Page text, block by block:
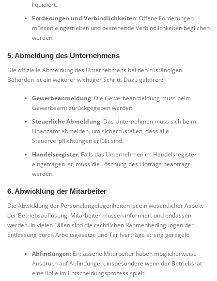
liquidiert.
Forderungen und Verbindlichkeiten: Offene Forderungen
müssen eingetrieben und bestehende Verbindlichkeiten beglichen
werden.
5. Abmeldung des Unternehmens
Die offizielle Abmeldung des Unternehmens bei den zuständigen
Behörden ist ein weiterer wichtiger Schritt. Dazu gehören:
Gewerbeanmeldung: Die Gewerbeanmeldung muss beim
Gewerbeamt zurückgegeben werden.
Steuerliche Abmeldung: Das Unternehmen muss sich beim
Finanzamt abmelden, um sicherzustellen, dass alle
Steuerverpflichtungen erfüllt sind.
Handelsregister: Falls das Unternehmen im Handelsregister
eingetragen ist, muss die Löschung des Eintrags beantragt
werden.
6. Abwicklung der Mitarbeiter
Die Abwicklung der Personalangelegenheiten ist ein wesentlicher Aspekt
der Betriebsauflösung. Mitarbeiter müssen informiert und entlassen
werden. In vielen Fällen sind die rechtlichen Rahmenbedingungen der
Entlassung durch Arbeitsgesetze und Tarifverträge streng geregelt:
Abfindungen: Entlassene Mitarbeiter haben möglicherweise
Anspruch auf Abfindungen, insbesondere wenn der Betriebsrat
eine Rolle im Entscheidungsprozess spielt.